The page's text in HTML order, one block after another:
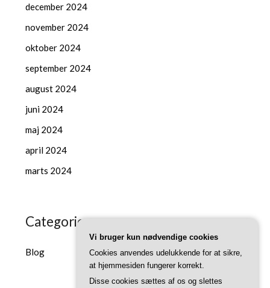
december 2024
november 2024
oktober 2024
september 2024
august 2024
juni 2024
maj 2024
april 2024
marts 2024
Categories
Blog
Vi bruger kun nødvendige cookies
Cookies anvendes udelukkende for at sikre,
at hjemmesiden fungerer korrekt.
Disse cookies sættes af os og slettes